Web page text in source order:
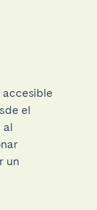
accesible
el
al
un